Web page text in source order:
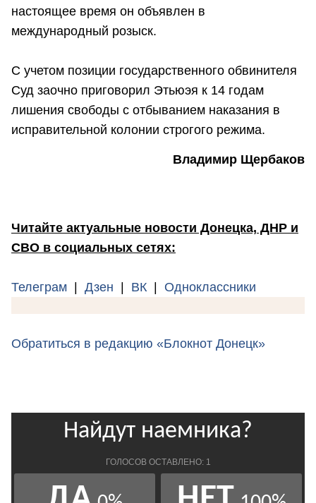
настоящее время он объявлен в
международный розыск.
С учетом позиции государственного обвинителя
Суд заочно приговорил Этьюэя к 14 годам
лишения свободы с отбыванием наказания в
исправительной колонии строгого режима.
Владимир Щербаков
Читайте актуальные новости Донецка, ДНР и
СВО в социальных сетях:
Телеграм | Дзен | ВК | Одноклассники
Обратиться в редакцию «Блокнот Донецк»